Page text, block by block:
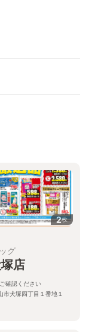
2枚
グ
店
確認ください
市犬塚四丁目１番地１